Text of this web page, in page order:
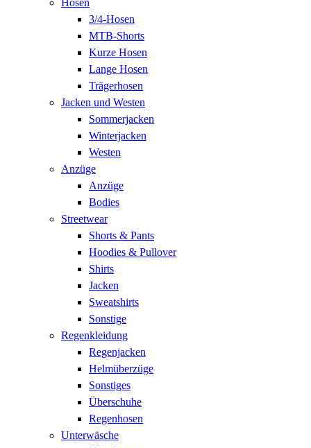
3/4-Hosen
MTB-Shorts
Kurze Hosen
Lange Hosen
Trägerhosen
Jacken und Westen
Sommerjacken
Winterjacken
Westen
Anzüge
Anzüge
Bodies
Streetwear
Shorts & Pants
Hoodies & Pullover
Shirts
Jacken
Sweatshirts
Sonstige
Regenkleidung
Regenjacken
Helmüberzüge
Sonstiges
Überschuhe
Regenhosen
Unterwäsche